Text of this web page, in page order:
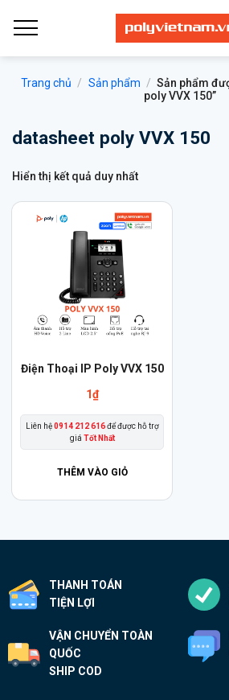
qua
Trang chủ / Sản phẩm / Sản phẩm
poly VVX 150”
datasheet poly VVX 150
Hiển thị kết quả duy nhất
Điện Thoại IP Poly VVX 150
1₫
Liên hệ0914 212 616để được hỗ trợ
giá Tốt Nhất
THÊM VÀO GIỎ
THANH TOÁN
TIỆN LỢI
VẬN CHUYỂN TOÀN
QUỐC
SHIP COD